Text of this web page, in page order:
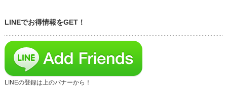
LINEでお得情報をGET！
LINEの登録は上のバナーから！